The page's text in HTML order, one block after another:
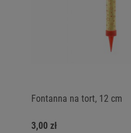
Fontanna na tort, 12 cm
3,00 zł